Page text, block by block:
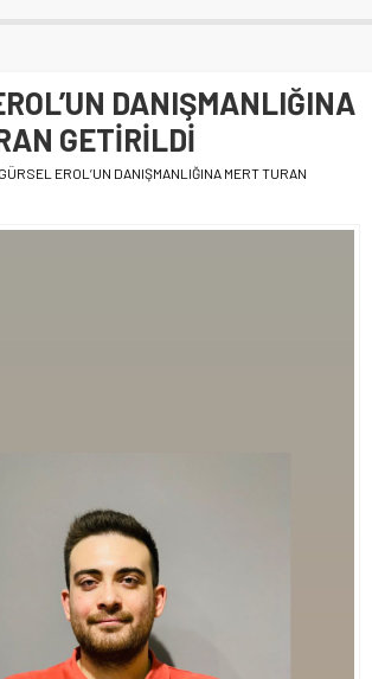
DANIŞMANLIĞINA
GETİRİLDİ
GÜRSEL EROL’UN DANIŞMANLIĞINA MERT TURAN